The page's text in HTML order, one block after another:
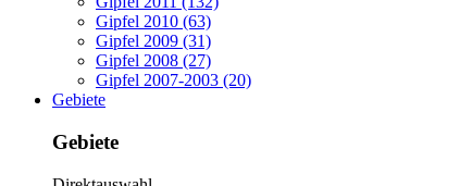
Gipfel 2010 (63)
Gipfel 2009 (31)
Gipfel 2008 (27)
Gipfel 2007-2003 (20)
Gebiete
Gebiete